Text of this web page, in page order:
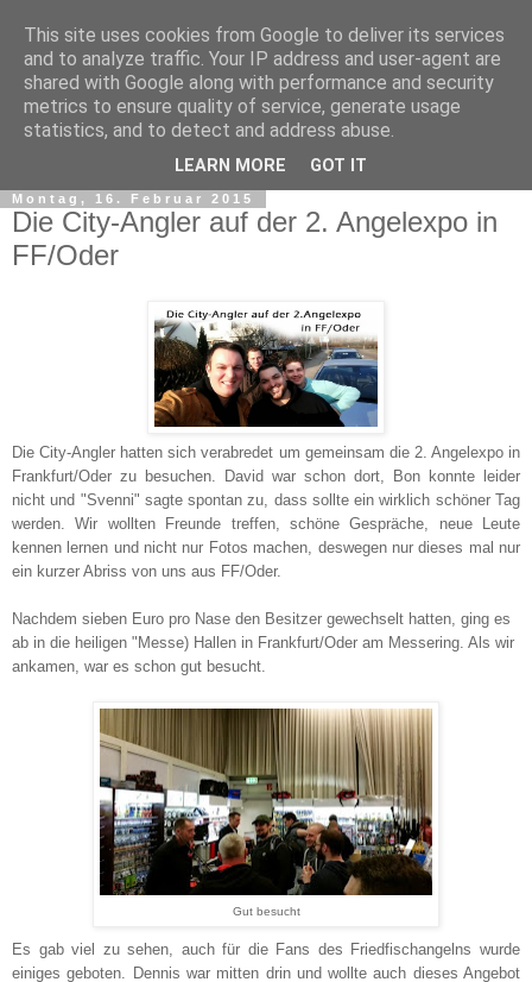
Montag, 16. Februar 2015
Die City-Angler auf der 2. Angelexpo in
FF/Oder
Die City-Angler hatten sich verabredet um gemeinsam die 2. Angelexpo in
Frankfurt/Oder zu besuchen. David war schon dort, Bon konnte leider
nicht und "Svenni" sagte spontan zu, dass sollte ein wirklich schöner Tag
werden. Wir wollten Freunde treffen, schöne Gespräche, neue Leute
kennen lernen und nicht nur Fotos machen, deswegen nur dieses mal nur
ein kurzer Abriss von uns aus FF/Oder.
Nachdem sieben Euro pro Nase den Besitzer gewechselt hatten, ging es
ab in die heiligen "Messe) Hallen in Frankfurt/Oder am Messering. Als wir
ankamen, war es schon gut besucht.
Gut besucht
Es gab viel zu sehen, auch für die Fans des Friedfischangelns wurde
einiges geboten. Dennis war mitten drin und wollte auch dieses Angebot
This site uses cookies from Google to deliver its services
and to analyze traffic. Your IP address and user-agent are
shared with Google along with performance and security
metrics to ensure quality of service, generate usage
statistics, and to detect and address abuse.
LEARN MORE GOT IT